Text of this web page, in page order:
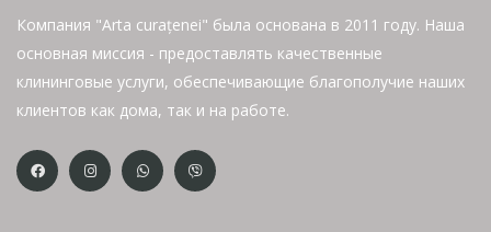
Компания "Arta curațenei" была основана в 2011 году. Наша
основная миссия - предоставлять качественные
клининговые услуги, обеспечивающие благополучие наших
клиентов как дома, так и на работе.